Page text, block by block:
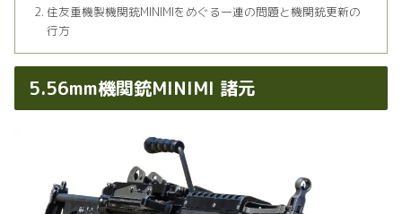
住友重機製機関銃MINIMIをめぐる一連の問題と機関銃更新の
行方
5.56mm機関銃MINIMI 諸元